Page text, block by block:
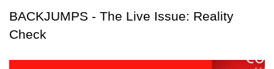
BACKJUMPS - The Live Issue: Reality
Check